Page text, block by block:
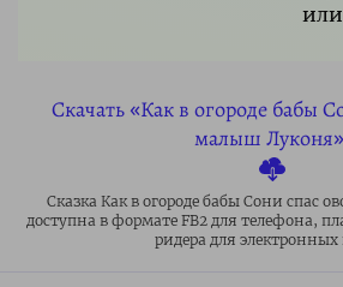
Скачать «Как в огороде бабы
малыш Луконя»
Сказка Как в огороде бабы Сони спас
доступна в формате FB2 для телефона,
ридера для электронных